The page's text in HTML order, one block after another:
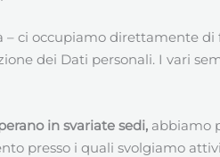
– ci occupiamo direttamente di
dei Dati personali. I vari
in svariate sedi, abbiamo
presso i quali svolgiamo